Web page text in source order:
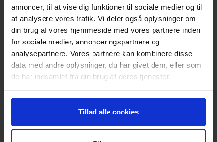
annoncer, til at vise dig funktioner til sociale medier og til
at analysere vores trafik. Vi deler også oplysninger om
din brug af vores hjemmeside med vores partnere inden
for sociale medier, annonceringspartnere og
analysepartnere. Vores partnere kan kombinere disse
data med andre oplysninger, du har givet dem, eller som
de har indsamlet fra din brug af deres tjenester.
Tillad alle cookies
Scenit samarbejder med Statens Kunstfond og Slots- og
Kulturstyrelsen om formidlingstilskud, statistik og
Scenen.dk m.m.
KONTAKTINFORMATION